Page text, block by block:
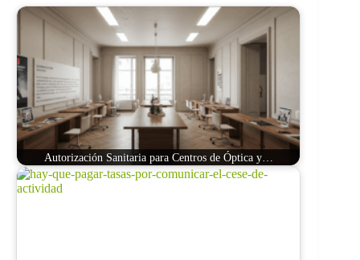
Autorización Sanitaria para Centros de Óptica y…